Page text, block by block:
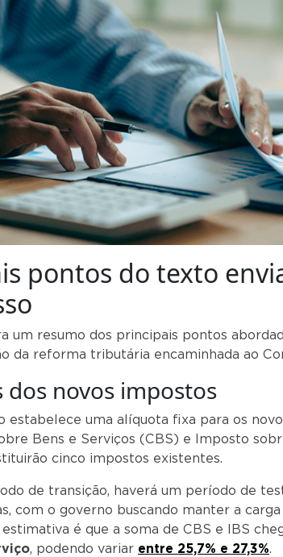
pontos do texto
um resumo dos principais pontos
da reforma tributária encaminhada ao
dos novos impostos
estabelece uma alíquota fixa para os
Bens e Serviços (CBS) e Imposto
cinco impostos existentes.
de transição, haverá um período de
com o governo buscando manter a
é que a soma de CBS e IBS
, podendo variar entre 25,7% e 27,3%.